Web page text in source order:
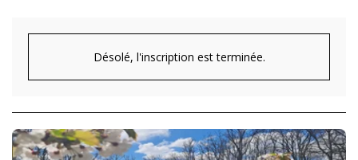
Désolé, l'inscription est terminée.